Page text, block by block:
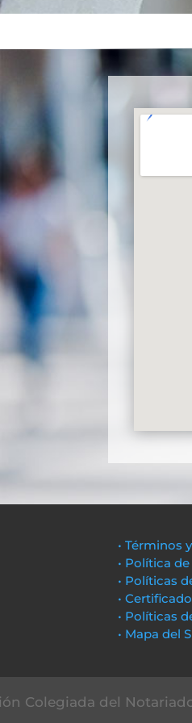
• Términos
• Política
• Políticas
•
• Políticas
• Mapa del
Colegiada del